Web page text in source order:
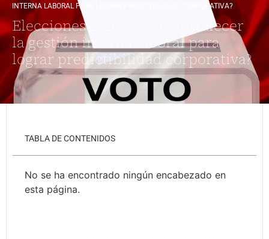
INTERNA LABORAL PARA LOGRAR PREDICTIBILIDAD CORPORATIVA?
Elecciones 2026: ¿Cómo fortalecer
la gestión interna laboral para
lograr predictibilidad corporativa?
TABLA DE CONTENIDOS
No se ha encontrado ningún encabezado en
esta página.